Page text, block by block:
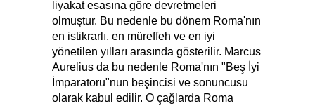
liyakat esasına göre devretmeleri
olmuştur. Bu nedenle bu dönem Roma'nın
en istikrarlı, en müreffeh ve en iyi
yönetilen yılları arasında gösterilir. Marcus
Aurelius da bu nedenle Roma'nın "Beş İyi
İmparatoru"nun beşincisi ve sonuncusu
olarak kabul edilir. O çağlarda Roma